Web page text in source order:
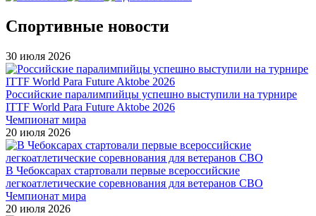
Спортивные новости
30 июля 2026
Российские паралимпийцы успешно выступили на турнире
ITTF World Para Future Aktobe 2026
Чемпионат мира
20 июля 2026
В Чебоксарах стартовали первые всероссийские
легкоатлетические соревнования для ветеранов СВО
Чемпионат мира
20 июля 2026